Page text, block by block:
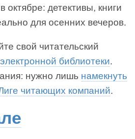
детективы, книги
для осенних вечеров.
свой читательский
электронной библиотеки.
нужно лишь намекнуть
читающих компаний.